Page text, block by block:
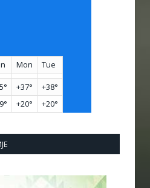
Mon Tue
+37° +38°
+20° +20°